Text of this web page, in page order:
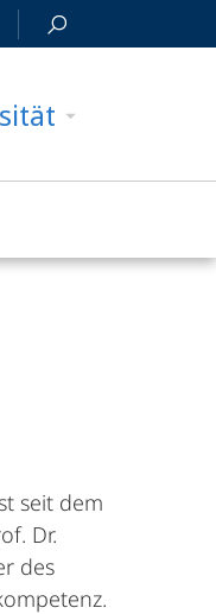
seit dem
Dr.
des